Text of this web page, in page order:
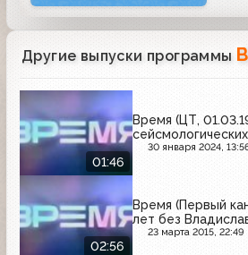
Другие выпуски программы
01:46
Время (ЦТ,
30 января 2024,
02:56
Время (Первый
лет без
23 марта 2015, 22:49